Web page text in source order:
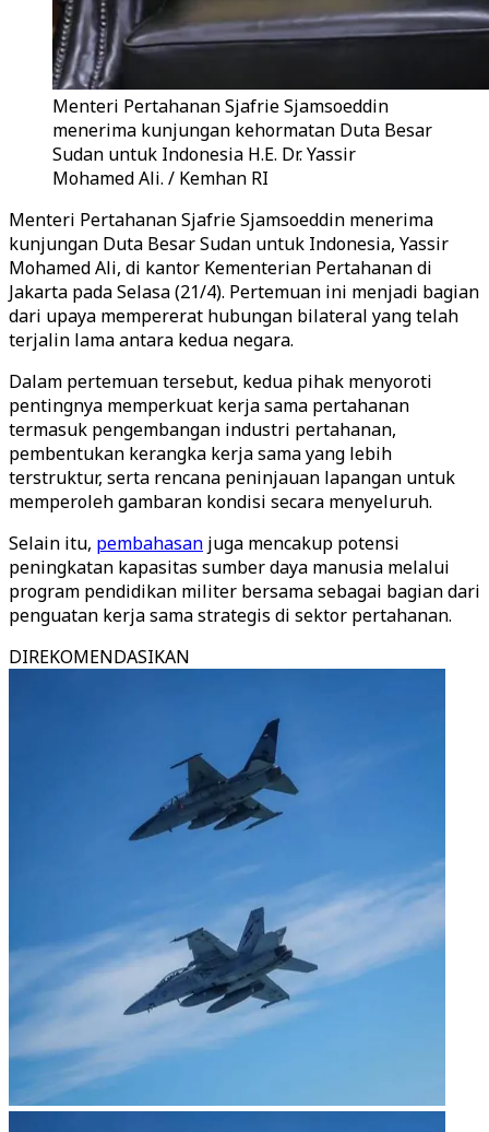
Menteri Pertahanan Sjafrie Sjamsoeddin
menerima kunjungan kehormatan Duta Besar
Sudan untuk Indonesia H.E. Dr. Yassir
Mohamed Ali. / Kemhan RI
Menteri Pertahanan Sjafrie Sjamsoeddin menerima
kunjungan Duta Besar Sudan untuk Indonesia, Yassir
Mohamed Ali, di kantor Kementerian Pertahanan di
Jakarta pada Selasa (21/4). Pertemuan ini menjadi bagian
dari upaya mempererat hubungan bilateral yang telah
terjalin lama antara kedua negara.
Dalam pertemuan tersebut, kedua pihak menyoroti
pentingnya memperkuat kerja sama pertahanan
termasuk pengembangan industri pertahanan,
pembentukan kerangka kerja sama yang lebih
terstruktur, serta rencana peninjauan lapangan untuk
memperoleh gambaran kondisi secara menyeluruh.
Selain itu, pembahasan juga mencakup potensi
peningkatan kapasitas sumber daya manusia melalui
program pendidikan militer bersama sebagai bagian dari
penguatan kerja sama strategis di sektor pertahanan.
DIREKOMENDASIKAN